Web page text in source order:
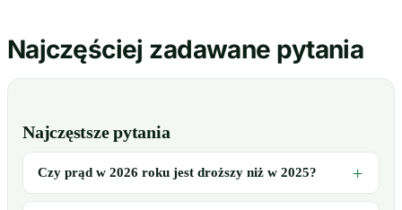
Najczęściej zadawane pytania
Najczęstsze pytania
Czy prąd w 2026 roku jest droższy niż w 2025?